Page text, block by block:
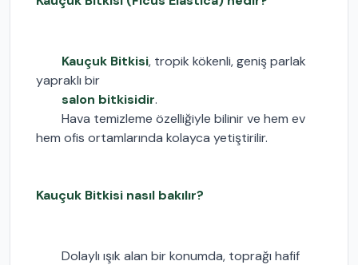
Kauçuk Bitkisi, tropik kökenli, geniş parlak
yapraklı bir
salon bitkisidir.
Hava temizleme özelliğiyle bilinir ve hem ev
hem ofis ortamlarında kolayca yetiştirilir.
Kauçuk Bitkisi nasıl bakılır?
Dolaylı ışık alan bir konumda, toprağı hafif